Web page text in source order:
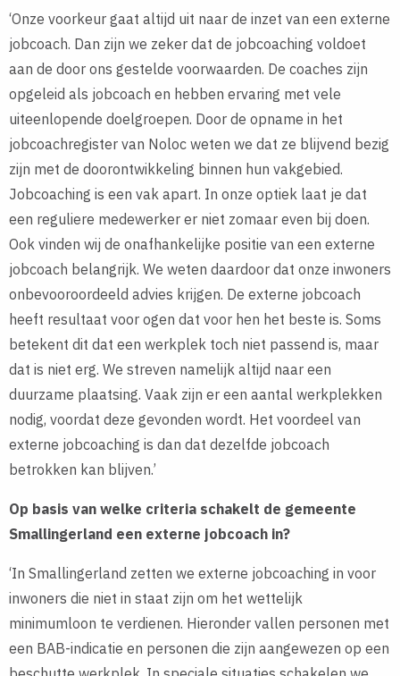
‘Onze voorkeur gaat altijd uit naar de inzet van een externe
jobcoach. Dan zijn we zeker dat de jobcoaching voldoet
aan de door ons gestelde voorwaarden. De coaches zijn
opgeleid als jobcoach en hebben ervaring met vele
uiteenlopende doelgroepen. Door de opname in het
jobcoachregister van Noloc weten we dat ze blijvend bezig
zijn met de doorontwikkeling binnen hun vakgebied.
Jobcoaching is een vak apart. In onze optiek laat je dat
een reguliere medewerker er niet zomaar even bij doen.
Ook vinden wij de onafhankelijke positie van een externe
jobcoach belangrijk. We weten daardoor dat onze inwoners
onbevooroordeeld advies krijgen. De externe jobcoach
heeft resultaat voor ogen dat voor hen het beste is. Soms
betekent dit dat een werkplek toch niet passend is, maar
dat is niet erg. We streven namelijk altijd naar een
duurzame plaatsing. Vaak zijn er een aantal werkplekken
nodig, voordat deze gevonden wordt. Het voordeel van
externe jobcoaching is dan dat dezelfde jobcoach
betrokken kan blijven.’
Op basis van welke criteria schakelt de gemeente
Smallingerland een externe jobcoach in?
‘In Smallingerland zetten we externe jobcoaching in voor
inwoners die niet in staat zijn om het wettelijk
minimumloon te verdienen. Hieronder vallen personen met
een BAB-indicatie en personen die zijn aangewezen op een